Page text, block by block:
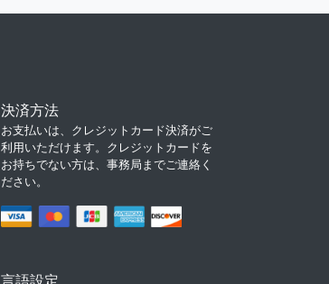
決済方法
お支払いは、クレジットカード決済がご
利用いただけます。クレジットカードを
お持ちでない方は、事務局までご連絡く
ださい。
言語設定